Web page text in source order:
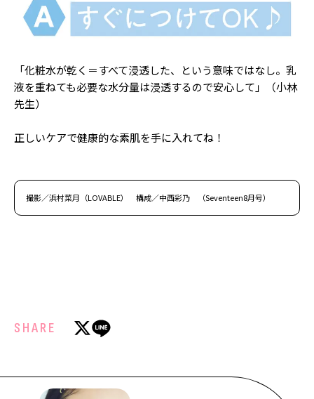
「化粧水が乾く＝すべて浸透した、という意味ではなし。乳
液を重ねても必要な水分量は浸透するので安心して」（小林
先生）
正しいケアで健康的な素肌を手に入れてね！
撮影／浜村菜月（LOVABLE） 構成／中西彩乃 （Seventeen8月号）
SHARE